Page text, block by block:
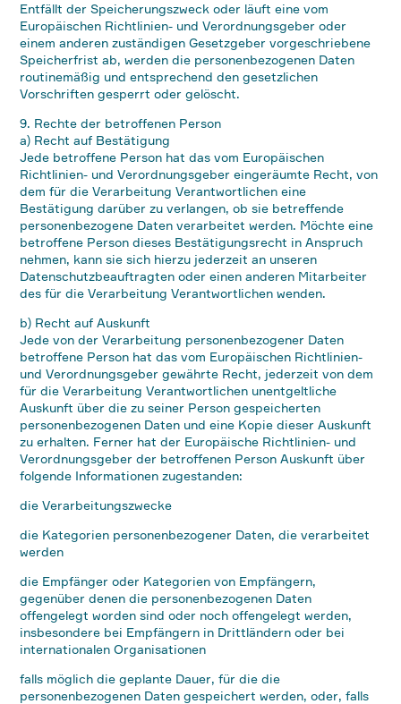
Entfällt der Speicherungszweck oder läuft eine vom
Europäischen Richtlinien- und Verordnungsgeber oder
einem anderen zuständigen Gesetzgeber vorgeschriebene
Speicherfrist ab, werden die personenbezogenen Daten
routinemäßig und entsprechend den gesetzlichen
Vorschriften gesperrt oder gelöscht.
9. Rechte der betroffenen Person
a) Recht auf Bestätigung
Jede betroffene Person hat das vom Europäischen
Richtlinien- und Verordnungsgeber eingeräumte Recht, von
dem für die Verarbeitung Verantwortlichen eine
Bestätigung darüber zu verlangen, ob sie betreffende
personenbezogene Daten verarbeitet werden. Möchte eine
betroffene Person dieses Bestätigungsrecht in Anspruch
nehmen, kann sie sich hierzu jederzeit an unseren
Datenschutzbeauftragten oder einen anderen Mitarbeiter
des für die Verarbeitung Verantwortlichen wenden.
b) Recht auf Auskunft
Jede von der Verarbeitung personenbezogener Daten
betroffene Person hat das vom Europäischen Richtlinien-
und Verordnungsgeber gewährte Recht, jederzeit von dem
für die Verarbeitung Verantwortlichen unentgeltliche
Auskunft über die zu seiner Person gespeicherten
personenbezogenen Daten und eine Kopie dieser Auskunft
zu erhalten. Ferner hat der Europäische Richtlinien- und
Verordnungsgeber der betroffenen Person Auskunft über
folgende Informationen zugestanden:
die Verarbeitungszwecke
die Kategorien personenbezogener Daten, die verarbeitet
werden
die Empfänger oder Kategorien von Empfängern,
gegenüber denen die personenbezogenen Daten
offengelegt worden sind oder noch offengelegt werden,
insbesondere bei Empfängern in Drittländern oder bei
internationalen Organisationen
falls möglich die geplante Dauer, für die die
personenbezogenen Daten gespeichert werden, oder, falls